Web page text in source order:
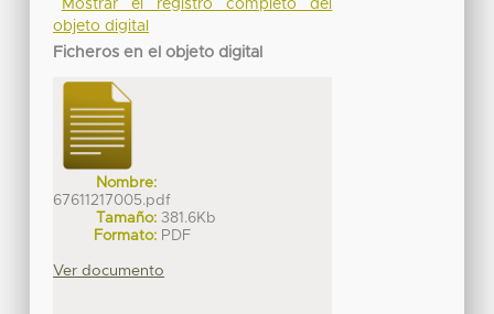
Mostrar el registro completo del
objeto digital
Ficheros en el objeto digital
Nombre:
67611217005.pdf
Tamaño: 381.6Kb
Formato: PDF
Ver documento